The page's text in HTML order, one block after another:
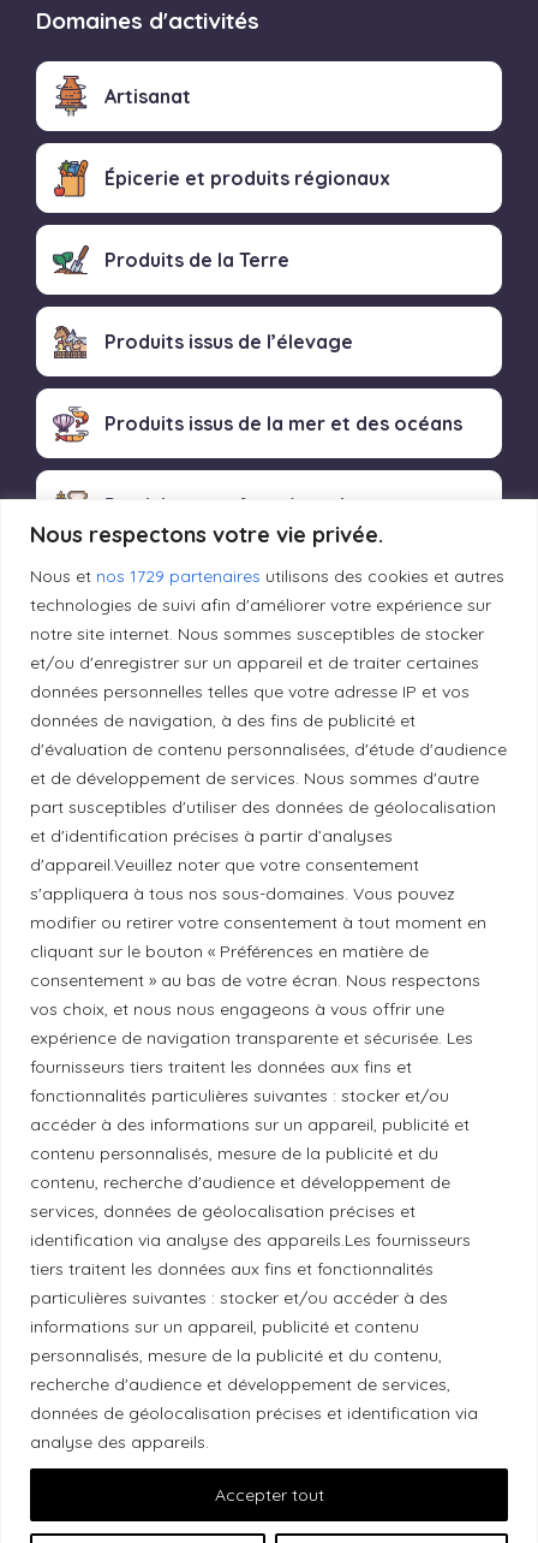
Nous respectons votre vie privée.
Nous et nos 1729 partenaires utilisons des cookies et autres
technologies de suivi afin d'améliorer votre expérience sur
notre site internet. Nous sommes susceptibles de stocker
et/ou d'enregistrer sur un appareil et de traiter certaines
données personnelles telles que votre adresse IP et vos
données de navigation, à des fins de publicité et
d'évaluation de contenu personnalisées, d'étude d'audience
et de développement de services. Nous sommes d'autre
part susceptibles d'utiliser des données de géolocalisation
et d'identification précises à partir d’analyses
d'appareil.Veuillez noter que votre consentement
s'appliquera à tous nos sous-domaines. Vous pouvez
modifier ou retirer votre consentement à tout moment en
cliquant sur le bouton « Préférences en matière de
consentement » au bas de votre écran. Nous respectons
vos choix, et nous nous engageons à vous offrir une
expérience de navigation transparente et sécurisée. Les
fournisseurs tiers traitent les données aux fins et
fonctionnalités particulières suivantes : stocker et/ou
accéder à des informations sur un appareil, publicité et
contenu personnalisés, mesure de la publicité et du
contenu, recherche d'audience et développement de
services, données de géolocalisation précises et
identification via analyse des appareils.Les fournisseurs
tiers traitent les données aux fins et fonctionnalités
particulières suivantes : stocker et/ou accéder à des
informations sur un appareil, publicité et contenu
personnalisés, mesure de la publicité et du contenu,
recherche d'audience et développement de services,
données de géolocalisation précises et identification via
analyse des appareils.
Accepter tout
Domaines d'activités
Artisanat
Épicerie et produits régionaux
Produits de la Terre
Produits issus de l’élevage
Produits issus de la mer et des océans
Produits transformés artisanaux
Liens utiles
Mentions légales
Politique de confidentialité
Principes de publication
Politique de correction
Politique de diversité
Politique éthique
Reconnaissance du territoire
Local Market, marque portée par la société Les
Chats Gourmets Ltd. tient à souligner que ses
installations, situées au 511 Lacolle Way (Ottawa-
Orléans), se trouvent sur le territoire traditionnel non
cédé du peuple algonquin anichinabé. Nous
reconnaissons et remercions les peuples
autochtones qui sont les gardiens historiques et
actuels de ces terres.